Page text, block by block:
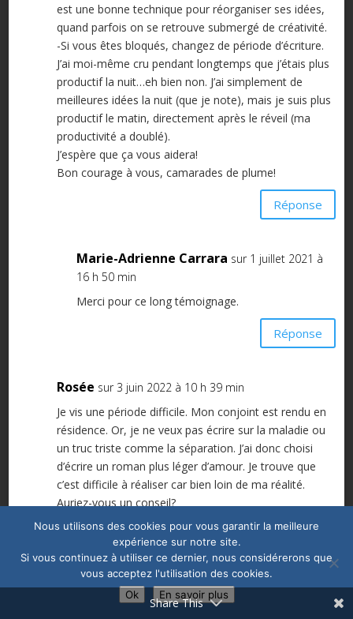
est une bonne technique pour réorganiser ses idées,
quand parfois on se retrouve submergé de créativité.
-Si vous êtes bloqués, changez de période d’écriture.
J’ai moi-même cru pendant longtemps que j’étais plus
productif la nuit…eh bien non. J’ai simplement de
meilleures idées la nuit (que je note), mais je suis plus
productif le matin, directement après le réveil (ma
productivité a doublé).
J’espère que ça vous aidera!
Bon courage à vous, camarades de plume!
Réponse
Marie-Adrienne Carrara sur 1 juillet 2021 à
16 h 50 min
Merci pour ce long témoignage.
Réponse
Rosée sur 3 juin 2022 à 10 h 39 min
Je vis une période difficile. Mon conjoint est rendu en
résidence. Or, je ne veux pas écrire sur la maladie ou
un truc triste comme la séparation. J’ai donc choisi
d’écrire un roman plus léger d’amour. Je trouve que
c’est difficile à réaliser car bien loin de ma réalité.
Auriez-vous un conseil?
Réponse
Marie-Adrienne Carrara sur 3 juin 2022 à 10
h 55 min
Share This
Nous utilisons des cookies pour vous garantir la meilleure
expérience sur notre site.
Si vous continuez à utiliser ce dernier, nous considérerons que
vous acceptez l'utilisation des cookies.
Ok
En savoir plus